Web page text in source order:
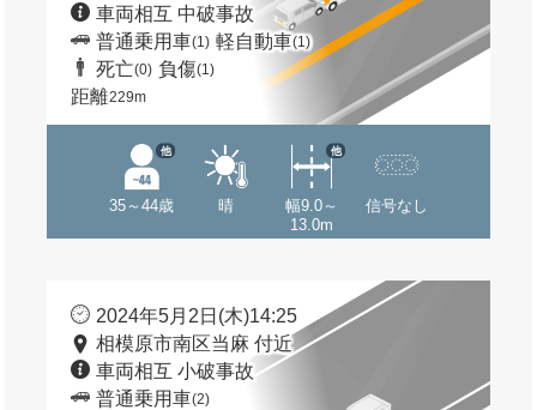
車両相互 中破事故
普通乗用車(1) 軽自動車(1)
死亡(0) 負傷(1)
距離229m
35～44歳
他
晴
幅9.0～
13.0m
他
信号なし
2024年5月2日(木)14:25
相模原市南区当麻 付近
車両相互 小破事故
普通乗用車(2)